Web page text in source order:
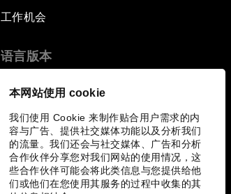
本网站使用 cookie
我们使用 Cookie 来制作贴合用户需求的内
容与广告、提供社交媒体功能以及分析我们
的流量。我们还会与社交媒体、广告和分析
合作伙伴分享您对我们网站的使用情况，这
些合作伙伴可能会将此类信息与您提供给他
们或他们在您使用其服务的过程中收集的其
工作机会
语言版本